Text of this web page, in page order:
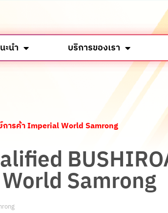
ะนำ บริการของเรา
การค้า Imperial World Samrong
Samrong